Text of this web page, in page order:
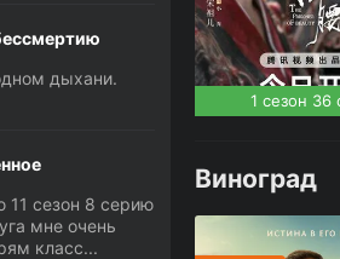
1 сезон 36
Виноград
дыхани.
11 сезон 8 серию
мне очень
класс...